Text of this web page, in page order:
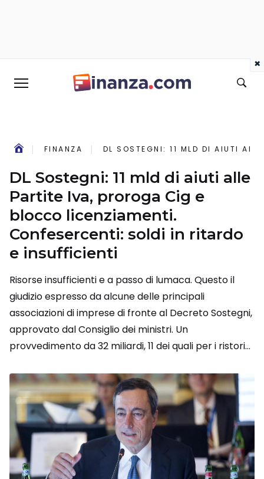
FINANZA DL SOSTEGNI: 11 MLD DI AIUTI
DL Sostegni: 11 mld di aiuti alle
Partite Iva, proroga Cig e
blocco licenziamenti.
Confesercenti: soldi in ritardo
e insufficienti
Risorse insufficienti e a passo di lumaca. Questo il
giudizio espresso da alcune delle principali
associazioni di imprese di fronte al Decreto Sostegni,
approvato dal Consiglio dei ministri. Un
provvedimento da 32 miliardi, 11 dei quali per i ristori...
×